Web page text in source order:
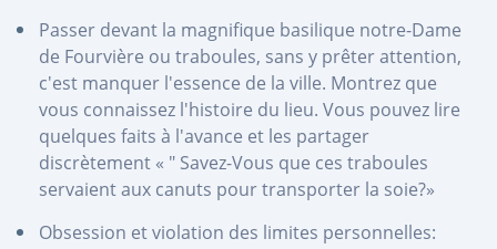
Passer devant la magnifique basilique notre-Dame
de Fourvière ou traboules, sans y prêter attention,
c'est manquer l'essence de la ville. Montrez que
vous connaissez l'histoire du lieu. Vous pouvez lire
quelques faits à l'avance et les partager
discrètement « " Savez-Vous que ces traboules
servaient aux canuts pour transporter la soie?»
Obsession et violation des limites personnelles: